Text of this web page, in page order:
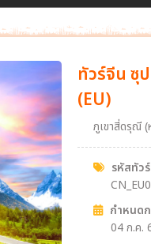
ทัวร์จีน ซุ
(EU)
ภูเขาสี่ดรุณี
รหัสทัวร์
กำหนด
04 ก.ค.